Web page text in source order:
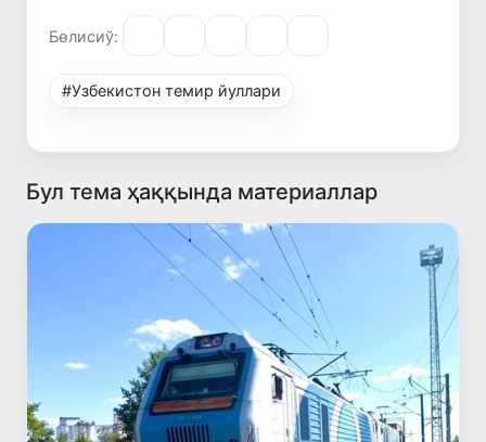
Бөлисиў:
#Узбекистон темир йуллари
Бул тема ҳаққында материаллар